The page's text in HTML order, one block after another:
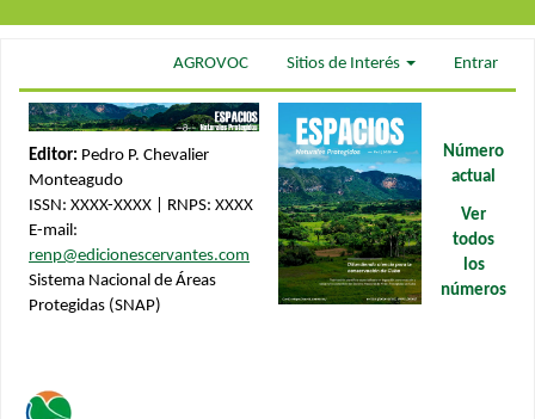
Contenido
principal
Barra
lateral
AGROVOC Sitios de Interés Entrar
Editor: Pedro P. Chevalier
Monteagudo
ISSN: XXXX-XXXX | RNPS: XXXX
E-mail:
renp@edicionescervantes.com
Sistema Nacional de Áreas
Protegidas (SNAP)
Número
actual
Ver
todos
los
números